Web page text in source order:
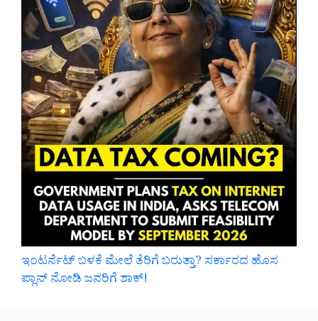
ಇಂಟರ್ನೆಟ್ ಬಳಕೆ ಮೇಲೆ ತೆರಿಗೆ ಬರುತ್ತಾ? ಸರ್ಕಾರದ ಹೊಸ
ಪ್ಲಾನ್ ನೋಡಿ ಜನರಿಗೆ ಶಾಕ್!